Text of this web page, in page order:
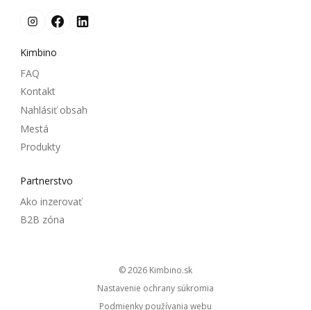
Kimbino
FAQ
Kontakt
Nahlásiť obsah
Mestá
Produkty
Partnerstvo
Ako inzerovať
B2B zóna
© 2026
kimbino.sk
Nastavenie ochrany súkromia
Podmienky používania webu